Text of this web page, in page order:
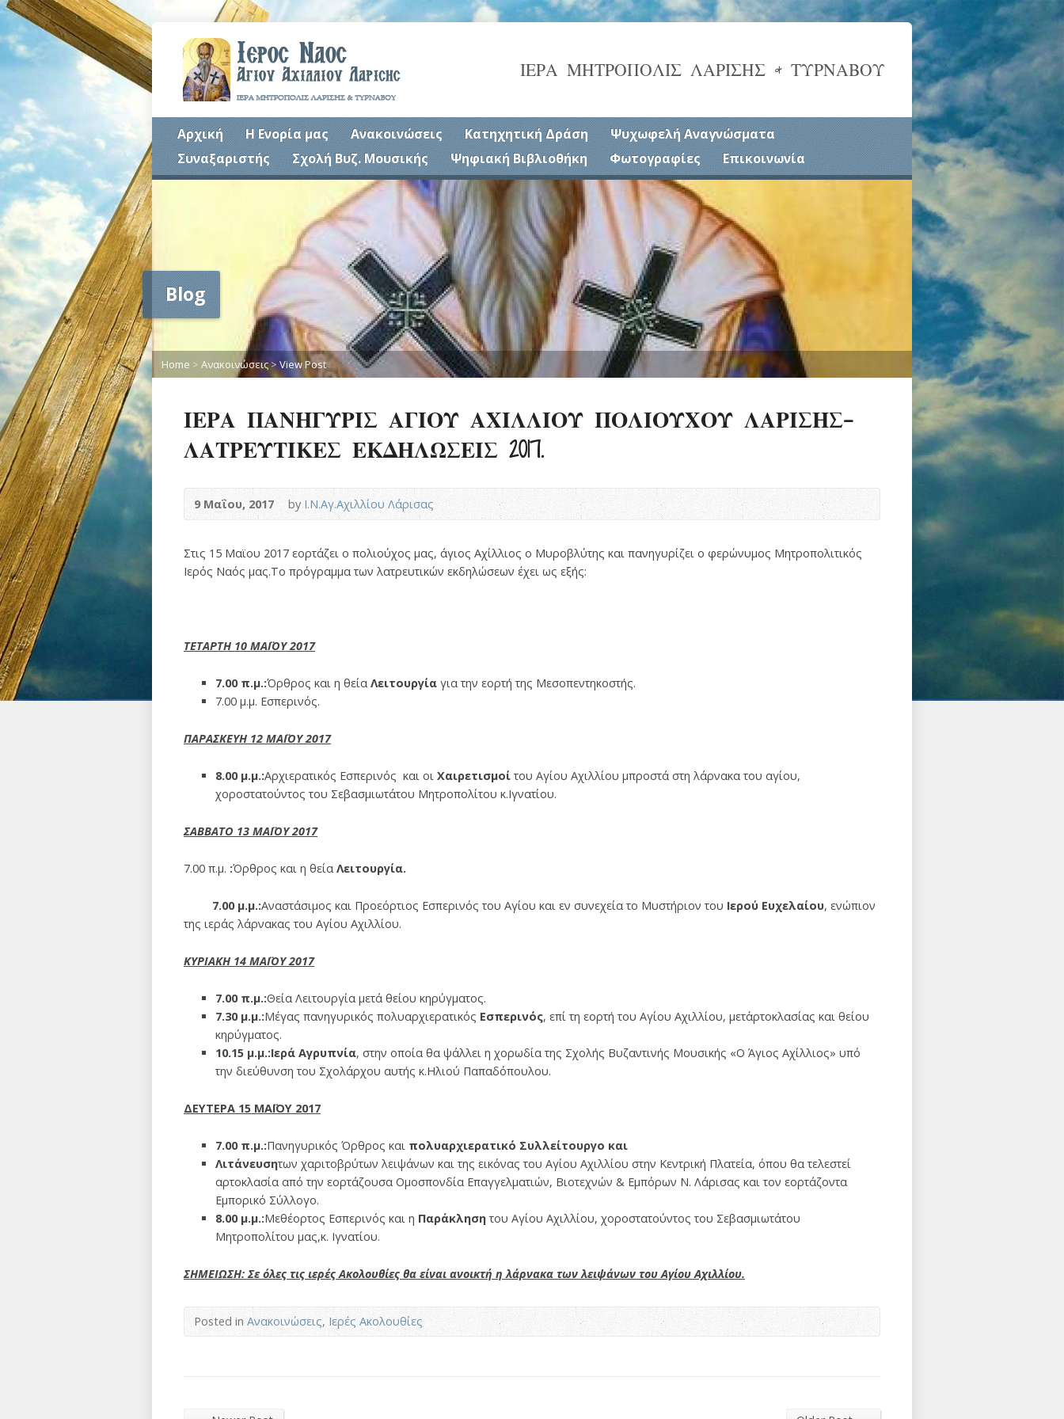
ΙΕΡΑ ΜΗΤΡΟΠΟΛΙΣ ΛΑΡΙΣΗΣ & ΤΥΡΝΑΒΟΥ
Αρχική Η Ενορία μας Ανακοινώσεις Κατηχητική Δράση
Ψυχωφελή Αναγνώσματα
Συναξαριστής
Σχολή Βυζ. Μουσικής Ψηφιακή Βιβλιοθήκη Φωτογραφίες Επικοινωνία
Blog
Home > Ανακοινώσεις> View Post
ΙΕΡΑ ΠΑΝΗΓΥΡΙΣ ΑΓΙΟΥ ΑΧΙΛΛΙΟΥ ΠΟΛΙΟΥΧΟΥ ΛΑΡΙΣΗΣ-
ΛΑΤΡΕΥΤΙΚΕΣ ΕΚΔΗΛΩΣΕΙΣ 2017.
9 Μαΐου, 2017 byΙ.Ν.Αγ.Αχιλλίου Λάρισας
Στις 15 Μαϊου 2017 εορτάζει ο πολιούχος μας, άγιος Αχίλλιος ο Μυροβλύτης και πανηγυρίζει ο φερώνυμος Μητροπολιτικός
Ιερός Ναός μας.Το πρόγραμμα των λατρευτικών εκδηλώσεων έχει ως εξής:
ΤΕΤΑΡΤΗ 10 ΜΑΪΟΥ 2017
7.00 π.μ.:Όρθρος και η θεία Λειτουργία για την εορτή της Μεσοπεντηκοστής.
7.00 μ.μ. Εσπερινός.
ΠΑΡΑΣΚΕΥΗ 12 ΜΑΪΟΥ 2017
8.00 μ.μ.:Αρχιερατικός Εσπερινός και οι Χαιρετισμοίτου Αγίου Αχιλλίου μπροστά στη λάρνακα του αγίου,
χοροστατούντος του Σεβασμιωτάτου Μητροπολίτου κ.Ιγνατίου.
ΣΑΒΒΑΤΟ 13 ΜΑΪΟΥ 2017
7.00 π.μ. :Όρθρος και η θεία Λειτουργία.
7.00 μ.μ.:Αναστάσιμος και Προεόρτιος Εσπερινός του Αγίου και εν συνεχεία το Μυστήριον του Ιερού Ευχελαίου, ενώπιον
της ιεράς λάρνακας του Αγίου Αχιλλίου.
ΚΥΡΙΑΚΗ 14 ΜΑΪΟΥ 2017
7.00 π.μ.:Θεία Λειτουργία μετά θείου κηρύγματος.
7.30 μ.μ.:Μέγας πανηγυρικός πολυαρχιερατικός Εσπερινός, επί τη εορτή του Αγίου Αχιλλίου, μετ΄αρτοκλασίας και θείου
κηρύγματος.
10.15 μ.μ.:Ιερά Αγρυπνία, στην οποία θα ψάλλει η χορωδία της Σχολής Βυζαντινής Μουσικής «Ο Άγιος Αχίλλιος» υπό
την διεύθυνση του Σχολάρχου αυτής κ.Ηλιού Παπαδόπουλου.
ΔΕΥΤΕΡΑ 15 ΜΑΪΟΥ 2017
7.00 π.μ.:Πανηγυρικός Όρθρος και πολυαρχιερατικό Συλλείτουργο και
Λιτάνευσητων χαριτοβρύτων λειψάνων και της εικόνας του Αγίου Αχιλλίου στην Κεντρική Πλατεία, όπου θα τελεστεί
αρτοκλασία από την εορτάζουσα Ομοσπονδία Επαγγελματιών, Βιοτεχνών & Εμπόρων Ν. Λάρισας και τον εορτάζοντα
Εμπορικό Σύλλογο.
8.00 μ.μ.:Μεθέορτος Εσπερινός και η Παράκλησητου Αγίου Αχιλλίου, χοροστατούντος του Σεβασμιωτάτου
Μητροπολίτου μας,κ. Ιγνατίου.
ΣΗΜΕΙΩΣΗ: Σε όλες τις ιερές Ακολουθίες θα είναι ανοικτή η λάρνακα των λειψάνων του Αγίου Αχιλλίου.
Posted inΑνακοινώσεις,Ιερές Ακολουθίες